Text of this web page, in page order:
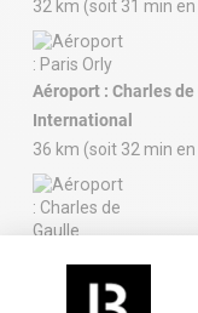
32 km (soit 31 min
Aéroport : Charles de
International
36 km (soit 32 min
À proximité (moins